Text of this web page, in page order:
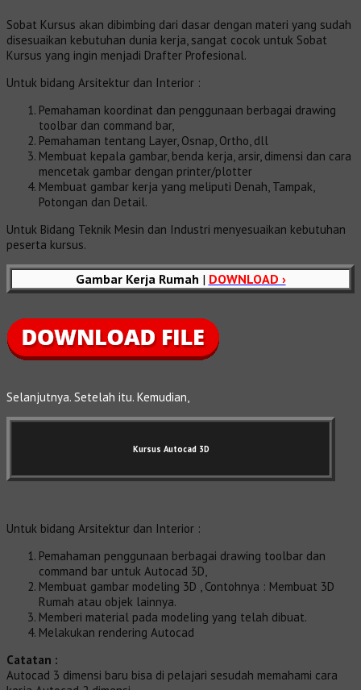
Sobat Kursus akan dibimbing dari dasar dengan materi yang sudah
disesuaikan kebutuhan dunia kerja, sangat cocok untuk Sobat
Kursus yang ingin menjadi Drafter Profesional.
Untuk bidang Arsitektur dan Interior :
Pemahaman koordinat dan penggunaan berbagai drawing
toolbar dan command bar,
Pemahaman tentang Layer, Osnap, Ortho, dll
Membuat kepala gambar, benda kerja, arsir, dimensi dan cara
mencetak gambar dengan printer/plotter
Membuat gambar kerja yang meliputi Denah, Tampak,
Potongan dan Detail.
Untuk Bidang Teknik Mesin dan Industri menyesuaikan kebutuhan
peserta kursus.
Gambar Kerja Rumah | DOWNLOAD ›
Selanjutnya. Setelah itu. Kemudian,
Kursus Autocad 3D
Untuk bidang Arsitektur dan Interior :
Pemahaman penggunaan berbagai drawing toolbar dan
command bar untuk Autocad 3D,
Membuat gambar modeling 3D , Contohnya : Membuat 3D
Rumah atau objek lainnya.
Memberi material pada modeling yang telah dibuat.
Melakukan rendering Autocad
Catatan :
Autocad 3 dimensi baru bisa di pelajari sesudah memahami cara